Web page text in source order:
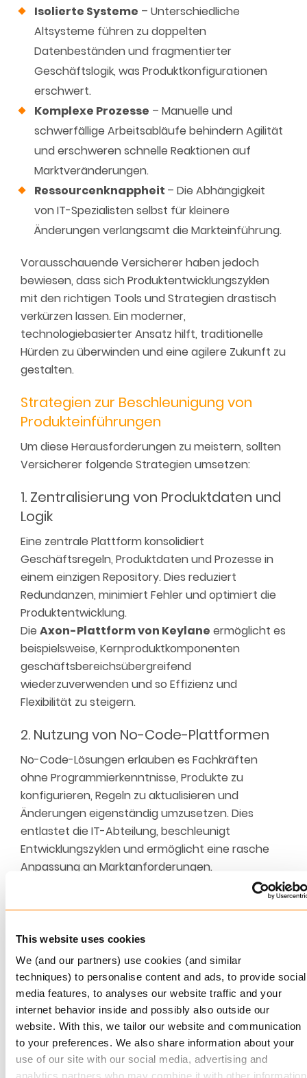
This website uses cookies
We (and our partners) use cookies (and similar
techniques) to personalise content and ads, to provide social
media features, to analyses our website traffic and your
internet behavior inside and possibly also outside our
website. With this, we tailor our website and communication
to your preferences. We also share information about your
use of our site with our social media, advertising and
analytics partners who may combine it with other information
Isolierte Systeme – Unterschiedliche
Altsysteme führen zu doppelten
Datenbeständen und fragmentierter
Geschäftslogik, was Produktkonfigurationen
erschwert.
Komplexe Prozesse – Manuelle und
schwerfällige Arbeitsabläufe behindern Agilität
und erschweren schnelle Reaktionen auf
Marktveränderungen.
Ressourcenknappheit – Die Abhängigkeit
von IT-Spezialisten selbst für kleinere
Änderungen verlangsamt die Markteinführung.
Vorausschauende Versicherer haben jedoch
bewiesen, dass sich Produktentwicklungszyklen
mit den richtigen Tools und Strategien drastisch
verkürzen lassen. Ein moderner,
technologiebasierter Ansatz hilft, traditionelle
Hürden zu überwinden und eine agilere Zukunft zu
gestalten.
Strategien zur Beschleunigung von
Produkteinführungen
Um diese Herausforderungen zu meistern, sollten
Versicherer folgende Strategien umsetzen:
1. Zentralisierung von Produktdaten und
Logik
Eine zentrale Plattform konsolidiert
Geschäftsregeln, Produktdaten und Prozesse in
einem einzigen Repository. Dies reduziert
Redundanzen, minimiert Fehler und optimiert die
Produktentwicklung.
Die Axon-Plattform von Keylane ermöglicht es
beispielsweise, Kernproduktkomponenten
geschäftsbereichsübergreifend
wiederzuverwenden und so Effizienz und
Flexibilität zu steigern.
2. Nutzung von No-Code-Plattformen
No-Code-Lösungen erlauben es Fachkräften
ohne Programmierkenntnisse, Produkte zu
konfigurieren, Regeln zu aktualisieren und
Änderungen eigenständig umzusetzen. Dies
entlastet die IT-Abteilung, beschleunigt
Entwicklungszyklen und ermöglicht eine rasche
Anpassung an Marktanforderungen.
, die die
Kodierungszwängen befreien.
3. Agile, komponentenbasierte
Architekturen einsetzen
Der Wechsel von monolithischen Systemen zu
modularen Architekturen steigert die Agilität.
Versicherer können so wiederverwendbare
Bausteine wie Underwriting-Regeln oder